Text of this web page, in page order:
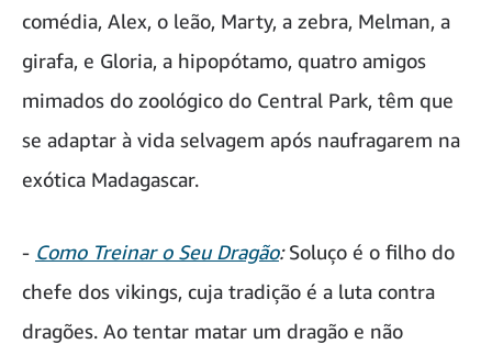
comédia, Alex, o leão, Marty, a zebra, Melman, a
girafa, e Gloria, a hipopótamo, quatro amigos
mimados do zoológico do Central Park, têm que
se adaptar à vida selvagem após naufragarem na
exótica Madagascar.
- Como Treinar o Seu Dragão:Soluço é o filho do
chefe dos vikings, cuja tradição é a luta contra
dragões. Ao tentar matar um dragão e não